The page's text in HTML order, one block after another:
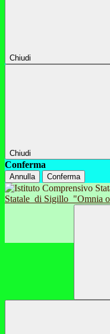
Chiudi
Chiudi
Conferma
Annulla Conferma
Statale di Sigillo "Omnia